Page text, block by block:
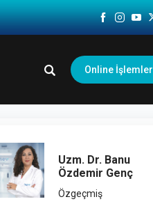
Online İşlemler
Uzm. Dr. Banu
Özdemir Genç
Özgeçmiş